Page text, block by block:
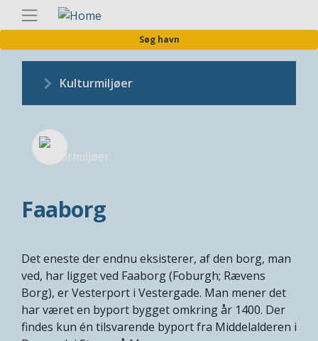
Søg havn
Kulturmiljøer
Faaborg
Det eneste der endnu eksisterer, af den borg, man
ved, har ligget ved Faaborg (Foburgh; Rævens
Borg), er Vesterport i Vestergade. Man mener det
har været en byport bygget omkring år 1400. Der
findes kun én tilsvarende byport fra Middelalderen i